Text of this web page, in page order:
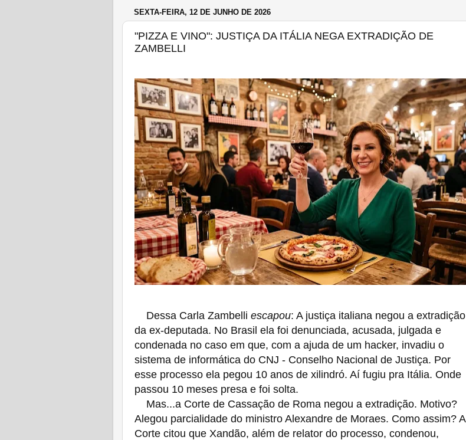
SEXTA-FEIRA, 12 DE JUNHO DE 2026
"PIZZA E VINO": JUSTIÇA DA ITÁLIA NEGA EXTRADIÇÃO DE
ZAMBELLI
Dessa Carla Zambelli escapou: A justiça italiana negou a extradição
da ex-deputada. No Brasil ela foi denunciada, acusada, julgada e
condenada no caso em que, com a ajuda de um hacker, invadiu o
sistema de informática do CNJ - Conselho Nacional de Justiça. Por
esse processo ela pegou 10 anos de xilindró. Aí fugiu pra Itália. Onde
passou 10 meses presa e foi solta.
Mas...a Corte de Cassação de Roma negou a extradição. Motivo?
Alegou parcialidade do ministro Alexandre de Moraes. Como assim? A
Corte citou que Xandão, além de relator do processo, condenou,